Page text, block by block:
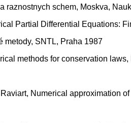
raznostnych schem, Moskva,
Partial Differential Equations:
metody, SNTL, Praha 1987
methods for conservation
Raviart, Numerical approximation